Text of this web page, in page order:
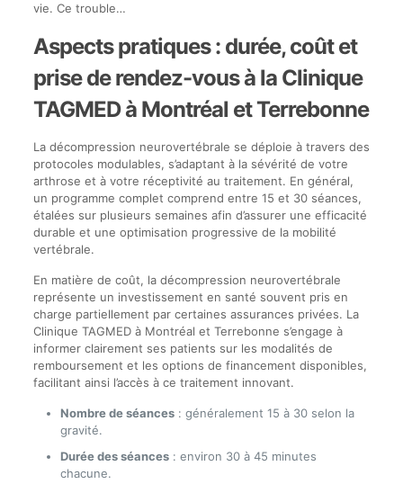
vie. Ce trouble…
Aspects pratiques : durée, coût et
prise de rendez-vous à la Clinique
TAGMED à Montréal et Terrebonne
La décompression neurovertébrale se déploie à travers des
protocoles modulables, s’adaptant à la sévérité de votre
arthrose et à votre réceptivité au traitement. En général,
un programme complet comprend entre 15 et 30 séances,
étalées sur plusieurs semaines afin d’assurer une efficacité
durable et une optimisation progressive de la mobilité
vertébrale.
En matière de coût, la décompression neurovertébrale
représente un investissement en santé souvent pris en
charge partiellement par certaines assurances privées. La
Clinique TAGMED à Montréal et Terrebonne s’engage à
informer clairement ses patients sur les modalités de
remboursement et les options de financement disponibles,
facilitant ainsi l’accès à ce traitement innovant.
Nombre de séances: généralement 15 à 30 selon la
gravité.
Durée des séances: environ 30 à 45 minutes
chacune.